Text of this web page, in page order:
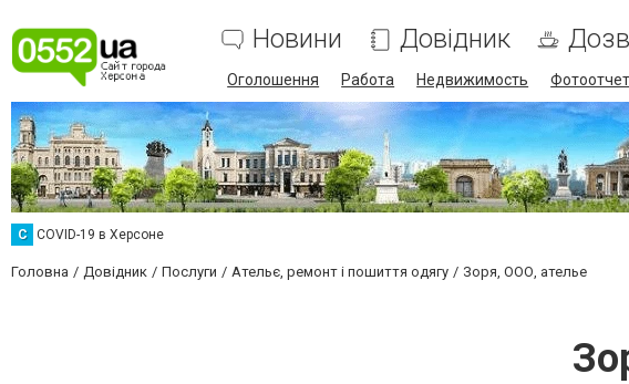
Новини Довідник
Оголошення Работа Недвижимость
C COVID-19 в Херсоне
Головна Довідник Послуги Ательє, ремонт і пошиття одягу Зоря, ООО, ателье